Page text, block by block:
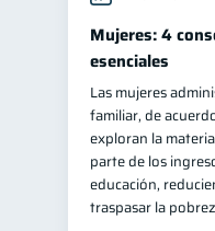
Mujeres: 4
esenciales
Las mujeres
familiar, de
exploran la
parte de los
educación,
traspasar la